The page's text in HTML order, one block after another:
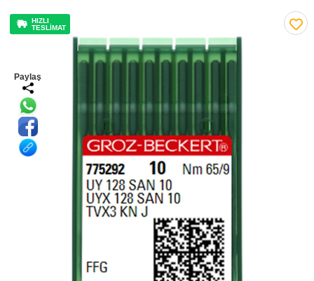
HIZLI
TESLİMAT
Paylaş